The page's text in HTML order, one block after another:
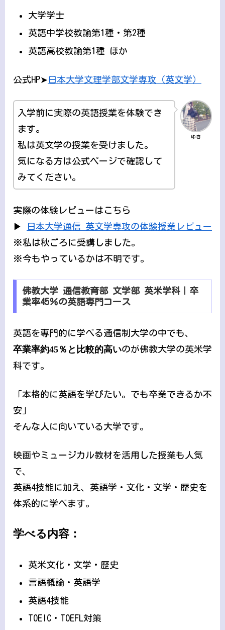
大学学士
英語中学校教諭第1種・第2種
英語高校教諭第1種 ほか
公式HP➤ 日本大学文理学部文学専攻（英文学）
ゆき
入学前に実際の英語授業を体験でき
ます。
私は英文学の授業を受けました。
気になる方は公式ページで確認して
みてください。
実際の体験レビューはこちら
▶
日本大学通信 英文学専攻の体験授業レビュー
※私は秋ごろに受講しました。
※今もやっているかは不明です。
佛教大学 通信教育部 文学部 英米学科｜卒
業率45％の英語専門コース
英語を専門的に学べる通信制大学の中でも、
卒業率約45％と比較的高いのが佛教大学の英米学
科です。
「本格的に英語を学びたい。でも卒業できるか不
安」
そんな人に向いている大学です。
映画やミュージカル教材を活用した授業も人気
で、
英語4技能に加え、英語学・文化・文学・歴史を
体系的に学べます。
学べる内容：
英米文化・文学・歴史
言語概論・英語学
英語4技能
TOEIC・TOEFL対策